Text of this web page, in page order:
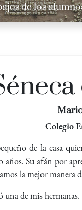
de los
Colegio
de la casa
Su afán por
la mejor manera
una de mis hermanas.